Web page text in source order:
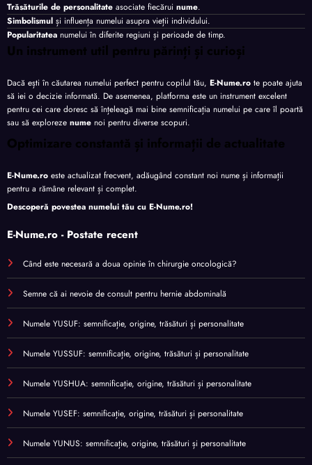
Trăsăturile de personalitate asociate fiecărui nume.
Simbolismul și influența numelui asupra vieții individului.
Popularitatea numelui în diferite regiuni și perioade de timp.
Un instrument util pentru părinți și curioși
Dacă ești în căutarea numelui perfect pentru copilul tău, E-Nume.ro te poate ajuta
să iei o decizie informată. De asemenea, platforma este un instrument excelent
pentru cei care doresc să înțeleagă mai bine semnificația numelui pe care îl poartă
sau să exploreze nume noi pentru diverse scopuri.
Optimizare constantă și informații de actualitate
E-Nume.ro este actualizat frecvent, adăugând constant noi nume și informații
pentru a rămâne relevant și complet.
Descoperă povestea numelui tău cu E-Nume.ro!
E-Nume.ro - Postate recent
Când este necesară a doua opinie în chirurgie oncologică?
Semne că ai nevoie de consult pentru hernie abdominală
Numele YUSUF: semnificație, origine, trăsături și personalitate
Numele YUSSUF: semnificație, origine, trăsături și personalitate
Numele YUSHUA: semnificație, origine, trăsături și personalitate
Numele YUSEF: semnificație, origine, trăsături și personalitate
Numele YUNUS: semnificație, origine, trăsături și personalitate